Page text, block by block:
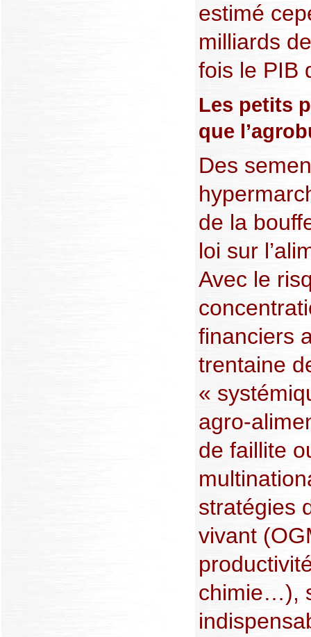
estimé
milliards
fois le PIB
Les petits
que
Des
de la
loi sur
Avec le
financiers
trentaine
«
agro-
de faillite
stratégies
vivant
chimie…),